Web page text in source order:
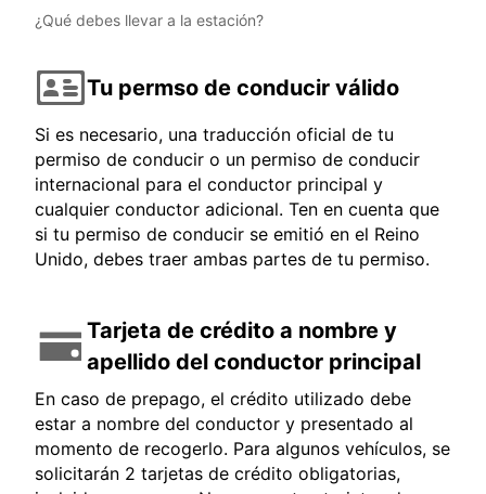
¿Qué debes llevar a la estación?
Tu permso de conducir válido
Si es necesario, una traducción oficial de tu
permiso de conducir o un permiso de conducir
internacional para el conductor principal y
cualquier conductor adicional. Ten en cuenta que
si tu permiso de conducir se emitió en el Reino
Unido, debes traer ambas partes de tu permiso.
Tarjeta de crédito a nombre y
apellido del conductor principal
En caso de prepago, el crédito utilizado debe
estar a nombre del conductor y presentado al
momento de recogerlo. Para algunos vehículos, se
solicitarán 2 tarjetas de crédito obligatorias,